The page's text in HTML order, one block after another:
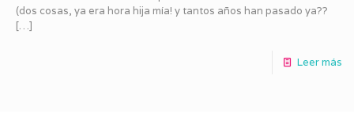
(dos cosas, ya era hora hija mía! y tantos años han pasado ya??
[…]
Leer más